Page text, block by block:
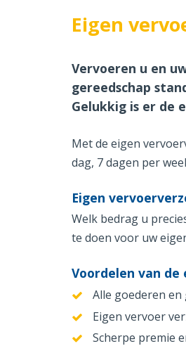
Eigen
Vervoeren u en
gereedschap
Gelukkig is er de
Met de eigen
dag, 7 dagen per
Eigen
Welk bedrag u
te doen voor uw
Voordelen van
Alle goederen
Eigen vervoer
Scherpe premie